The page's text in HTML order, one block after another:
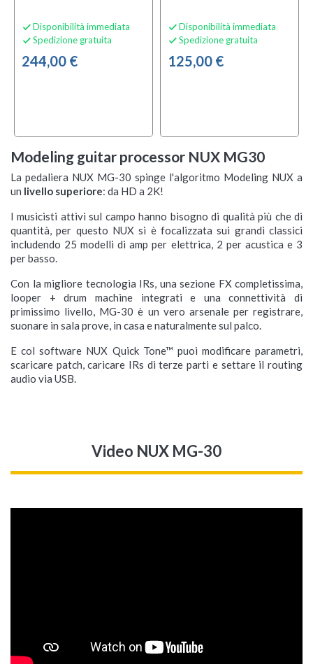
 Disponibilità immediata
 Spedizione gratuita
244,00 €
 Disponibilità immediata
 Spedizione gratuita
125,00 €
Modeling guitar processor NUX MG30
La pedaliera NUX MG-30 spinge l'algoritmo Modeling NUX a
un livello superiore: da HD a 2K!
I musicisti attivi sul campo hanno bisogno di qualità più che di
quantità, per questo NUX si è focalizzata sui grandi classici
includendo 25 modelli di amp per elettrica, 2 per acustica e 3
per basso.
Con la migliore tecnologia IRs, una sezione FX completissima,
looper + drum machine integrati e una connettività di
primissimo livello, MG-30 è un vero arsenale per registrare,
suonare in sala prove, in casa e naturalmente sul palco.
E col software NUX Quick Tone™ puoi modificare parametri,
scaricare patch, caricare IRs di terze parti e settare il routing
audio via USB.
Video NUX MG-30